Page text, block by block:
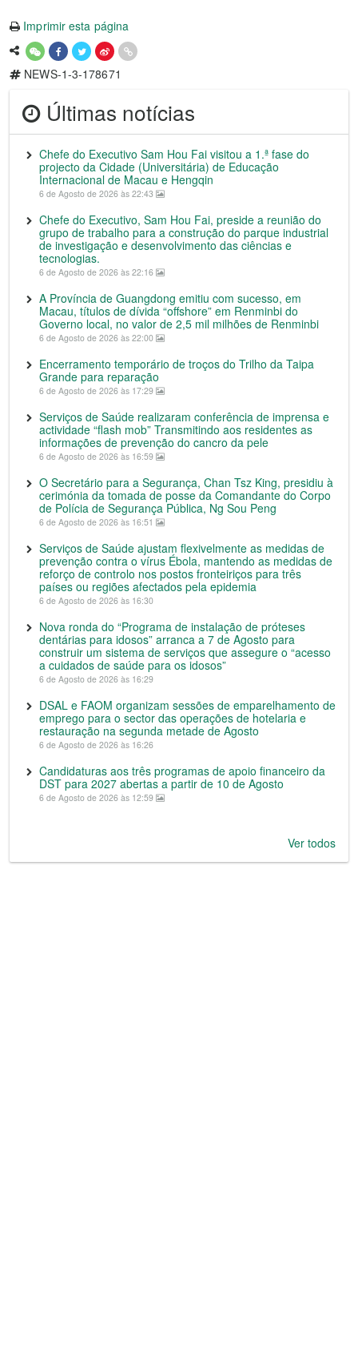
Imprimir esta página
NEWS-1-3-178671
Últimas notícias
Chefe do Executivo Sam Hou Fai visitou a 1.ª fase do
projecto da Cidade (Universitária) de Educação
Internacional de Macau e Hengqin
6 de Agosto de 2026 às 22:43
Chefe do Executivo, Sam Hou Fai, preside a reunião do
grupo de trabalho para a construção do parque industrial
de investigação e desenvolvimento das ciências e
tecnologias.
6 de Agosto de 2026 às 22:16
A Província de Guangdong emitiu com sucesso, em
Macau, títulos de dívida “offshore” em Renminbi do
Governo local, no valor de 2,5 mil milhões de Renminbi
6 de Agosto de 2026 às 22:00
Encerramento temporário de troços do Trilho da Taipa
Grande para reparação
6 de Agosto de 2026 às 17:29
Serviços de Saúde realizaram conferência de imprensa e
actividade “flash mob” Transmitindo aos residentes as
informações de prevenção do cancro da pele
6 de Agosto de 2026 às 16:59
O Secretário para a Segurança, Chan Tsz King, presidiu à
cerimónia da tomada de posse da Comandante do Corpo
de Polícia de Segurança Pública, Ng Sou Peng
6 de Agosto de 2026 às 16:51
Serviços de Saúde ajustam flexivelmente as medidas de
prevenção contra o vírus Ébola, mantendo as medidas de
reforço de controlo nos postos fronteiriços para três
países ou regiões afectados pela epidemia
6 de Agosto de 2026 às 16:30
Nova ronda do “Programa de instalação de próteses
dentárias para idosos” arranca a 7 de Agosto para
construir um sistema de serviços que assegure o “acesso
a cuidados de saúde para os idosos”
6 de Agosto de 2026 às 16:29
DSAL e FAOM organizam sessões de emparelhamento de
emprego para o sector das operações de hotelaria e
restauração na segunda metade de Agosto
6 de Agosto de 2026 às 16:26
Candidaturas aos três programas de apoio financeiro da
DST para 2027 abertas a partir de 10 de Agosto
6 de Agosto de 2026 às 12:59
Ver todos